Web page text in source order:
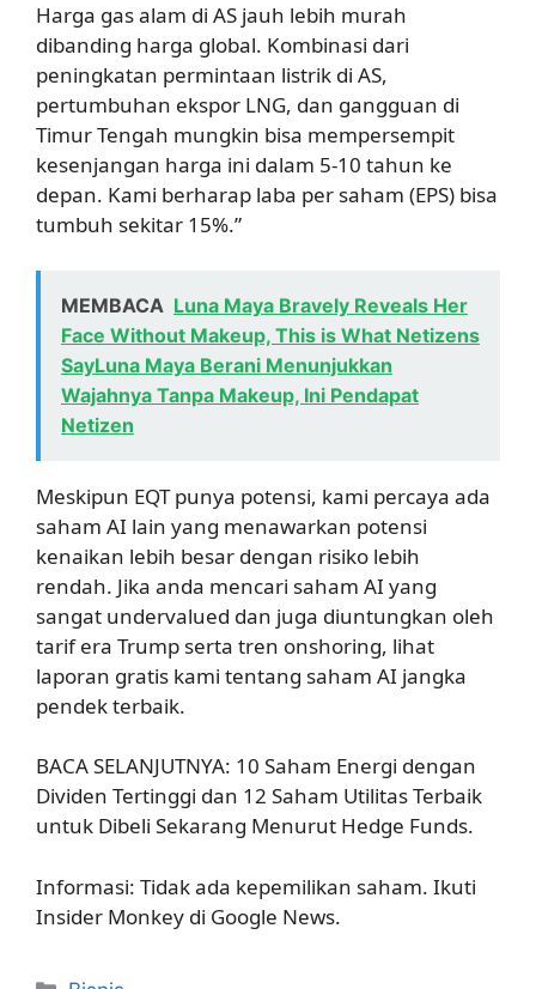
Harga gas alam di AS jauh lebih murah
dibanding harga global. Kombinasi dari
peningkatan permintaan listrik di AS,
pertumbuhan ekspor LNG, dan gangguan di
Timur Tengah mungkin bisa mempersempit
kesenjangan harga ini dalam 5-10 tahun ke
depan. Kami berharap laba per saham (EPS) bisa
tumbuh sekitar 15%.”
MEMBACA Luna Maya Bravely Reveals Her
Face Without Makeup, This is What Netizens
SayLuna Maya Berani Menunjukkan
Wajahnya Tanpa Makeup, Ini Pendapat
Netizen
Meskipun EQT punya potensi, kami percaya ada
saham AI lain yang menawarkan potensi
kenaikan lebih besar dengan risiko lebih
rendah. Jika anda mencari saham AI yang
sangat undervalued dan juga diuntungkan oleh
tarif era Trump serta tren onshoring, lihat
laporan gratis kami tentang saham AI jangka
pendek terbaik.
BACA SELANJUTNYA: 10 Saham Energi dengan
Dividen Tertinggi dan 12 Saham Utilitas Terbaik
untuk Dibeli Sekarang Menurut Hedge Funds.
Informasi: Tidak ada kepemilikan saham. Ikuti
Insider Monkey di Google News.